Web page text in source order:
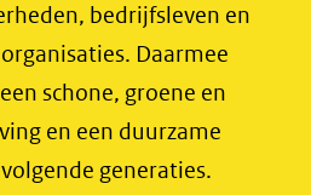
bedrijfsleven en
Daarmee
schone, groene en
en een duurzame
generaties.